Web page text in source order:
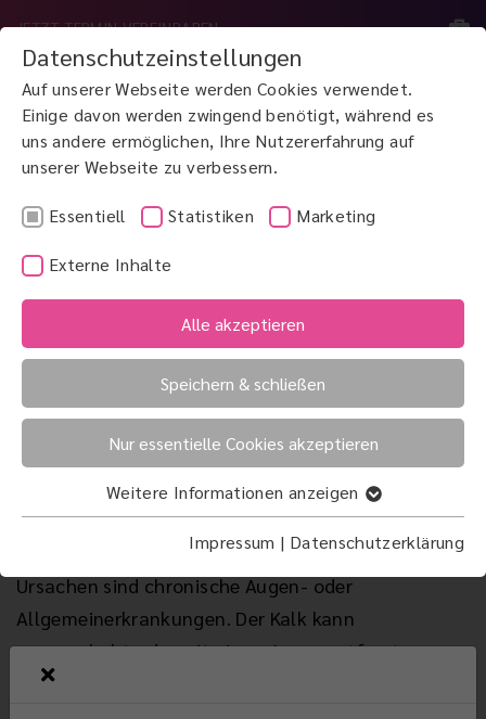
Datenschutzeinstellungen
Auf unserer Webseite werden Cookies verwendet.
Einige davon werden zwingend benötigt, während es
uns andere ermöglichen, Ihre Nutzererfahrung auf
unserer Webseite zu verbessern.
Essentiell Statistiken Marketing
Externe Inhalte
Alle akzeptieren
Speichern & schließen
Nur essentielle Cookies akzeptieren
Weitere Informationen anzeigen
Impressum | Datenschutzerklärung
JETZT TERMIN VEREINBAREN
JETZT ANRUFEN0800 3 100 900
Augenzittern Basaliom
Bandkeratopathie
Bandkeratopathie
Eine Bandkeratopathie beschreibt eine
Hornhauttrübung aufgrund bandförmiger
Kalkeinlagerungen in die Hornhaut. Mögliche
Ursachen sind chronische Augen- oder
Allgemeinerkrankungen. Der Kalk kann
ausgeschabt oder mit einem Laser entfernt
werden. Ist das restliche Auge intakt, kann so das